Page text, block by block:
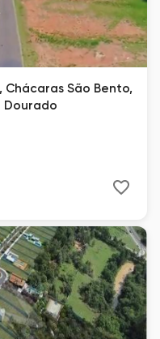
Chácaras São Bento,
Dourado